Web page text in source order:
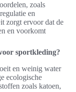
zoals
en
zorgt ervoor dat de
en voorkomt
sportkleding?
en weinig water
ecologische
zoals katoen,